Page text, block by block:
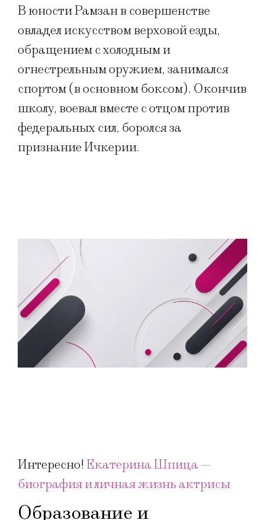
В юности Рамзан в совершенстве
овладел искусством верховой езды,
обращением с холодным и
огнестрельным оружием, занимался
спортом (в основном боксом). Окончив
школу, воевал вместе с отцом против
федеральных сил, боролся за
признание Ичкерии.
Интересно!Екатерина Шпица —
биография и личная жизнь актрисы
Образование и